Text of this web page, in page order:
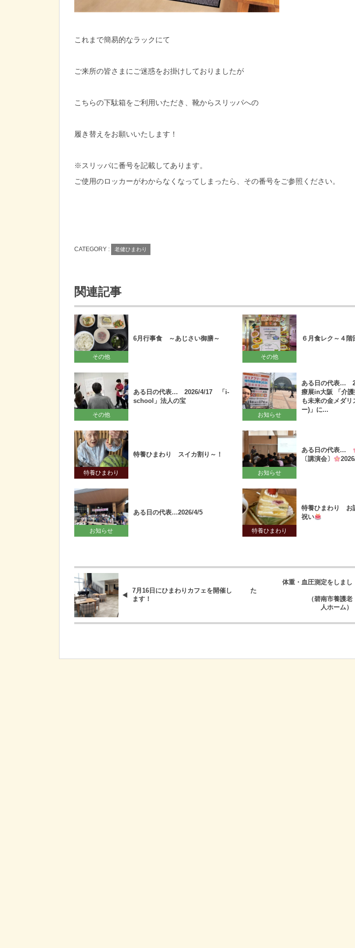
これまで簡易的なラックにて
ご来所の皆さまにご迷惑をお掛けしておりましたが
こちらの下駄箱をご利用いただき、靴からスリッパへの
履き替えをお願いいたします！
※スリッパに番号を記載してあります。
ご使用のロッカーがわからなくなってしまったら、その番号をご参照ください。
CATEGORY : 老健ひまわり
関連記事
その他
6月行事食 ～あじさい御膳～
その他
６月食レク～４階
その他
ある日の代表… 2026/4/17 「i-
school」法人の宝
お知らせ
ある日の代表…
療展in大阪 「介
も未来の金メダリ
ー)」に...
特養ひまわり
特養ひまわり スイカ割り～！
お知らせ
ある日の代表…
〔講演会〕
お知らせ
ある日の代表…2026/4/5
特養ひまわり
特養ひまわり お
祝い
7月16日にひまわりカフェを開催し
ます！
体重・血圧測定をしまし
た
（碧南市養護老
人ホーム）